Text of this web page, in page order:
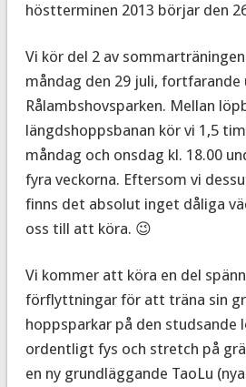
höstterminen 2013 börjar den
Vi kör del 2 av
måndag den 29 juli, fortfarande
Rålambshovsparken. Mellan
längdshoppsbanan kör vi 1,5
måndag och onsdag kl. 18.00
fyra veckorna. Eftersom vi
finns det absolut inget dåliga
oss till att köra. 😉
Vi kommer att köra en del
förflyttningar för att träna sin
hoppsparkar på den studsande
ordentligt fys och stretch på
en ny grundläggande TaoLu